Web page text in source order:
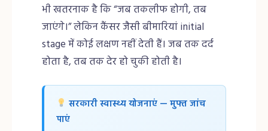
भी खतरनाक है कि “जब तकलीफ होगी, तब
जाएंगे।” लेकिन कैंसर जैसी बीमारियां initial
stage में कोई लक्षण नहीं देती हैं। जब तक दर्द
होता है, तब तक देर हो चुकी होती है।
सरकारी स्वास्थ्य योजनाएं — मुफ्त जांच
पाएं